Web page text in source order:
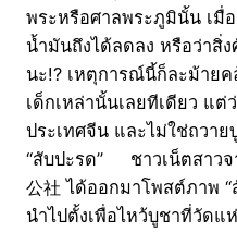
พระหรือศาลพระภูมินั้น เมื่
น้ำมันถึงได้ลดลง หรือว่าสิ่
นะ!? เหตุการณ์นี้ก็ละม้าย
เด็กเหล่านั้นเลยทีเดียว แ
ประเทศจีน และไม่ใช่ถวา
“สับปะรด” ชาวเน็ตสาวจ
公社 ได้ออกมาโพสต์ภาพ
นำไปตั้งเพื่อไหว้บูชาที่วัดแ